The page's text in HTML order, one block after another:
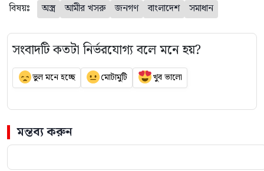
বিষয়ঃ অস্ত্র আমীর খসরু জনগণ বাংলাদেশ সমাধান
সংবাদটি কতটা নির্ভরযোগ্য বলে মনে হয়?
ভুল মনে হচ্ছে মোটামুটি খুব ভালো
মন্তব্য করুন